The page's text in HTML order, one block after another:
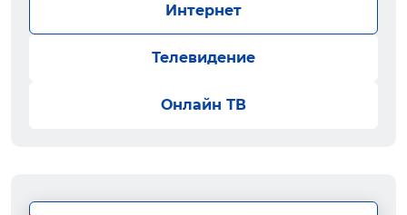
Интернет
Телевидение
Онлайн ТВ